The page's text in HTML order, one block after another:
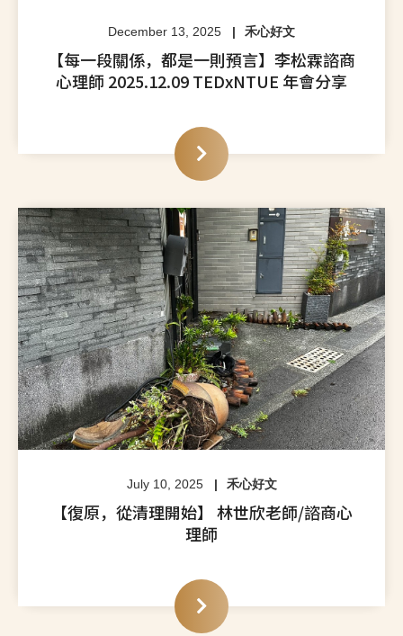
December 13, 2025 禾心好文
【每一段關係，都是一則預言】李松霖諮商
心理師 2025.12.09 TEDxNTUE 年會分享
July 10, 2025 禾心好文
【復原，從清理開始】 林世欣老師/諮商心
理師